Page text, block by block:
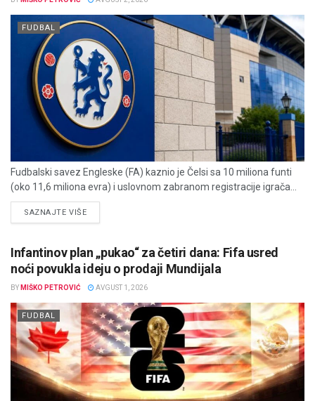
FUDBAL
Fudbalski savez Engleske (FA) kaznio je Čelsi sa 10 miliona funti
(oko 11,6 miliona evra) i uslovnom zabranom registracije igrača...
SAZNAJTE VIŠEDETAILS
Infantinov plan „pukao“ za četiri dana: Fifa usred
noći povukla ideju o prodaji Mundijala
BY MIŠKO PETROVIĆ AVGUST 1, 2026
FUDBAL